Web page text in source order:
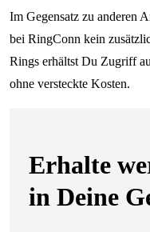
Im Gegensatz zu anderen
bei RingConn kein
Rings erhältst Du Zugriff
ohne versteckte Kosten.
Erhalte
in Deine